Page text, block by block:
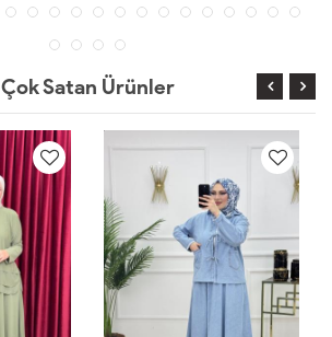
Çok Satan Ürünler